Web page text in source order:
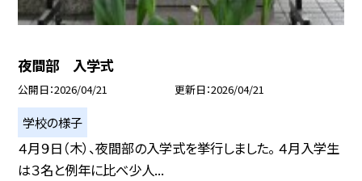
夜間部 入学式
公開日 2026/04/21 更新日 2026/04/21
学校の様子
４月９日（木）、夜間部の入学式を挙行しました。 ４月入学生
は３名と例年に比べ少人...